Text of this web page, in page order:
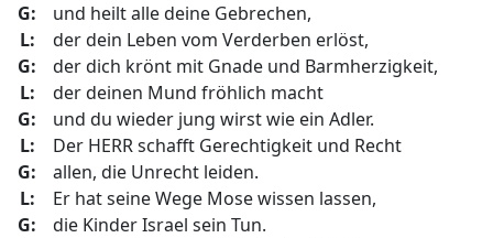
G:
und heilt alle deine Gebrechen,
L:
der dein Leben vom Verderben erlöst,
G:
der dich krönt mit Gnade und Barmherzigkeit,
L:
der deinen Mund fröhlich macht
G:
und du wieder jung wirst wie ein Adler.
L:
Der HERR schafft Gerechtigkeit und Recht
G:
allen, die Unrecht leiden.
L:
Er hat seine Wege Mose wissen lassen,
G:
die Kinder Israel sein Tun.